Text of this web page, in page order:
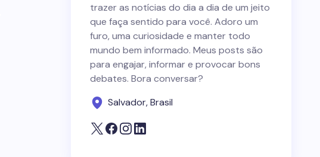
trazer as notícias do dia a dia de um jeito
que faça sentido para você. Adoro um
furo, uma curiosidade e manter todo
mundo bem informado. Meus posts são
para engajar, informar e provocar bons
debates. Bora conversar?
Salvador, Brasil